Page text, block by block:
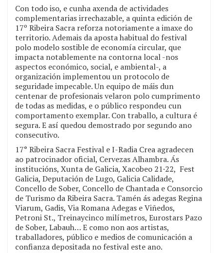
Con todo iso, e cunha axenda de actividades
complementarias irrechazable, a quinta edición de
17º Ribeira Sacra reforza notoriamente a imaxe do
territorio. Ademais da aposta habitual do festival
polo modelo sostible de economía circular, que
impacta notablemente na contorna local -nos
aspectos económico, social, e ambiental-, a
organización implementou un protocolo de
seguridade impecable. Un equipo de máis dun
centenar de profesionais velaron polo cumprimento
de todas as medidas, e o público respondeu cun
comportamento exemplar. Con traballo, a cultura é
segura. E así quedou demostrado por segundo ano
consecutivo.
17° Ribeira Sacra Festival e I-Radia Crea agradecen
ao patrocinador oficial, Cervezas Alhambra. Ás
institucións, Xunta de Galicia, Xacobeo 21·22, Fest
Galicia, Deputación de Lugo, Galicia Calidade,
Concello de Sober, Concello de Chantada e Consorcio
de Turismo da Ribeira Sacra. Tamén ás adegas Regina
Viarum, Gadis, Via Romana Adegas e Viñedos,
Petroni St., Treinaycinco milímetros, Eurostars Pazo
de Sober, Labauh… E como non aos artistas,
traballadores, público e medios de comunicación a
confianza depositada no festival este ano.